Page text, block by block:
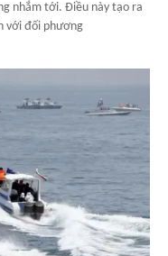
nhắm tới. Điều này tạo ra
với đối phương